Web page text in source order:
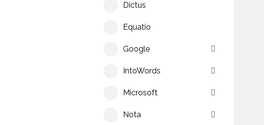
Dictus
Equatio
Google
IntoWords
Microsoft
Nota